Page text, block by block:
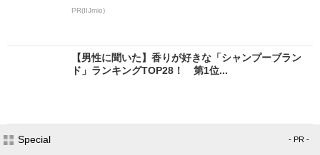
PR(IIJmio)
【男性に聞いた】香りが好きな「シャンプーブラン
ド」ランキングTOP28！ 第1位...
Special - PR -